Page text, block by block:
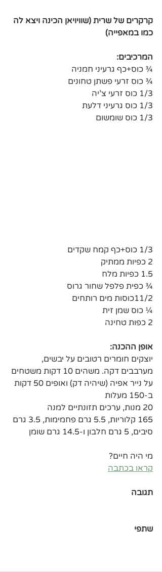
קרקרים של שרית (שוויויאן הכינה ויצא לה
כמו במאפייה)
המרכיבים:
¾ כוס+כף גרעיני חמניה
¾ כוס זרעי פשתן טחונים
1/3 כוס זרעי צ'יה
1/3 כוס גרעיני דלעת
1/3 כוס שומשום
1/3 כוס+כף קמח שקדים
2 כפיות ממתיק
1.5 כפיות מלח
¾ כפית פלפל שחור גרוס
11/2כוסות מים רותחים
¼ כוס שמן זית
2 כפות טחינה
אופן ההכנה:
יוצקים חומרים רטובים על יבשים,
מערבבים דקה. משהים 10 דקות משטחים
על נייר אפיה (שיהיה דק) ואופים 50 דקות
ב-150 מעלות
20 מנות, ערכים תזונתיים למנה
165 קלוריות, 5.5 גרם פחמימות, 3.5 גרם
סיבים, 5 גרם חלבון ו-14.5 גרם שומן
מי היה חיים?
קראו בכתבה
תגובה
שתפי